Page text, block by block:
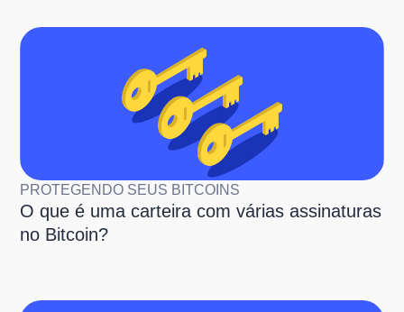
PROTEGENDO SEUS BITCOINS
O que é uma carteira com várias assinaturas
no Bitcoin?